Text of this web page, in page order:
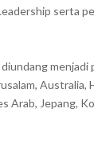
serta
diundang menjadi
Australia,
Arab, Jepang,